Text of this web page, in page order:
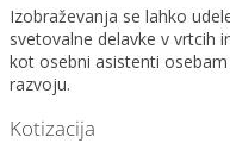
Izobraževanja se lahko
svetovalne delavke v vrtcih
kot osebni asistenti
razvoju.
Kotizacija